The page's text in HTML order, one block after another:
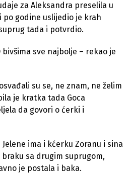
za Aleksandra preselila u
po godine uslijedio je krah
tada i potvrdio.
sve najbolje – rekao je
su se, ne znam, ne želim
je kratka tada Goca
da govori o ćerki i
ima i kćerku Zoranu i sina
sa drugim suprugom,
je postala i baka.